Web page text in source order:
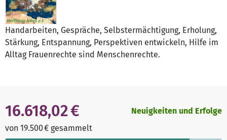
Handarbeiten, Gespräche, Selbstermächtigung, Erholung,
Stärkung, Entspannung, Perspektiven entwickeln, Hilfe im
Alltag Frauenrechte sind Menschenrechte.
16.618,02 €
von 19.500 € gesammelt
Neuigkeiten und Erfolge